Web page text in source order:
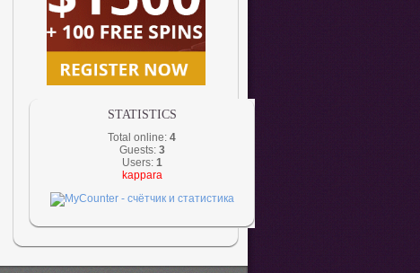
STATISTICS
Total online: 4
Guests: 3
Users: 1
kappara